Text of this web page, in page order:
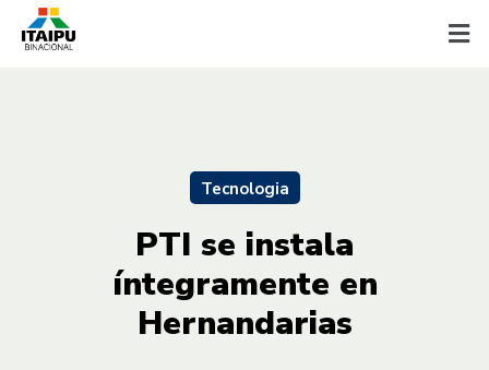
Tecnologia
PTI se instala
íntegramente en
Hernandarias